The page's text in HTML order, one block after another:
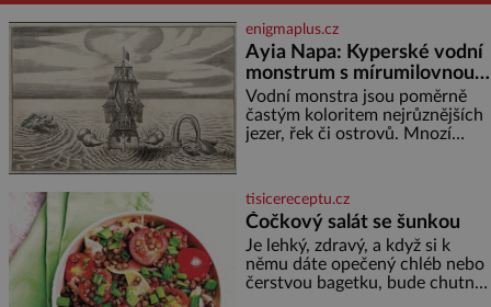
enigmaplus.cz
Ayia Napa: Kyperské vodní
monstrum s mírumilovnou
povahou
Vodní monstra jsou poměrně
častým koloritem nejrůznějších
jezer, řek či ostrovů. Mnozí
přitáhnout k němu pozornost
záhadám nakloněných turi
tisicereceptu.cz
Čočkový salát se šunkou
Je lehký, zdravý, a když si k
němu dáte opečený chléb nebo
čerstvou bagetku, bude chutnat